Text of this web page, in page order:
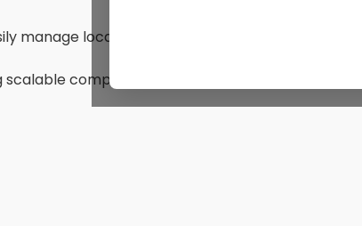
manage local currencies and payment conditions.
components with a comprehensive,